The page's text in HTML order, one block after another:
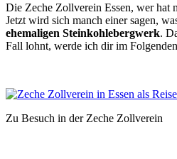
Die Zeche Zollverein Essen, wer hat
Jetzt wird sich manch einer sagen,
ehemaligen Steinkohlebergwerk.
Fall lohnt, werde ich dir im
Zu Besuch in der Zeche Zollverein